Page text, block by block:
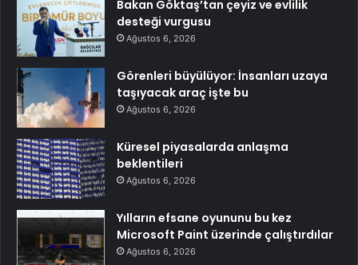
Bakan Göktaş’tan çeyiz ve evlilik
desteği vurgusu
Ağustos 6, 2026
Görenleri büyülüyor: İnsanları uzaya
taşıyacak araç işte bu
Ağustos 6, 2026
Küresel piyasalarda anlaşma
beklentileri
Ağustos 6, 2026
Yılların efsane oyununu bu kez
Microsoft Paint üzerinde çalıştırdılar
Ağustos 6, 2026